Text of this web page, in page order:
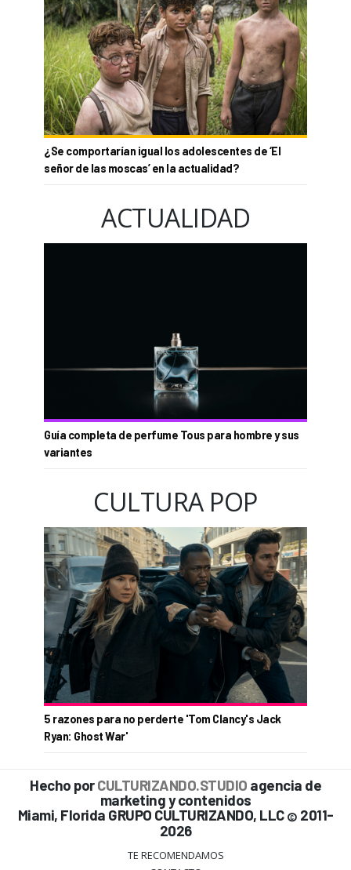
¿Se comportarían igual los adolescentes de ‘El
señor de las moscas’ en la actualidad?
ACTUALIDAD
Guía completa de perfume Tous para hombre y sus
variantes
CULTURA POP
5 razones para no perderte 'Tom Clancy's Jack
Ryan: Ghost War'
Hecho porCULTURIZANDO.STUDIO agencia de
marketing y contenidos
Miami, Florida GRUPO CULTURIZANDO, LLC © 2011-
2026
TE RECOMENDAMOS